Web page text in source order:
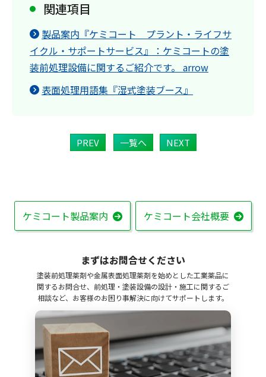
関連項目
製品案内『ケミコート プラント・ライフサ
イクル・サポートサービス』：ケミコートの塗
装前処理設備に関するご紹介です。 arrow
表面処理用語集『湿式塗装ブース』
PREV 一覧へ NEXT
ケミコート製品案内 ケミコート会社概要
まずはお問合せください
塗装前処理薬剤や金属表面処理薬剤を始めとした工業薬品に
関するお問合せ、前処理・塗装設備の設計・施工に関するご
相談など、お客様のお困り事解決に向けてサポートします。